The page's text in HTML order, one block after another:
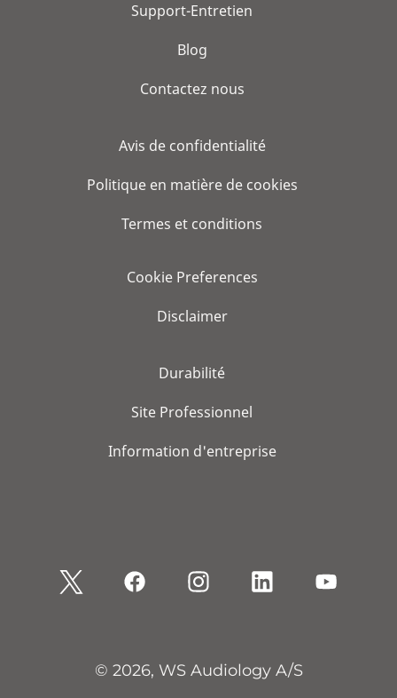
Support-Entretien
Blog
Contactez nous
Avis de confidentialité
Politique en matière de cookies
Termes et conditions
Cookie Preferences
Disclaimer
Durabilité
Site Professionnel
Information d'entreprise
© 2026, WS Audiology A/S